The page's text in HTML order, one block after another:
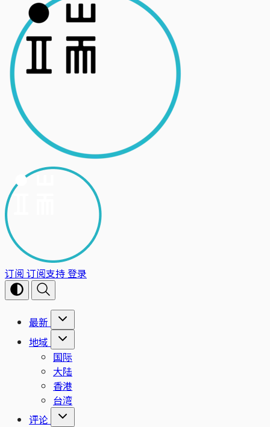
订阅 订阅支持登录
最新
地域
国际
大陆
香港
台湾
评论